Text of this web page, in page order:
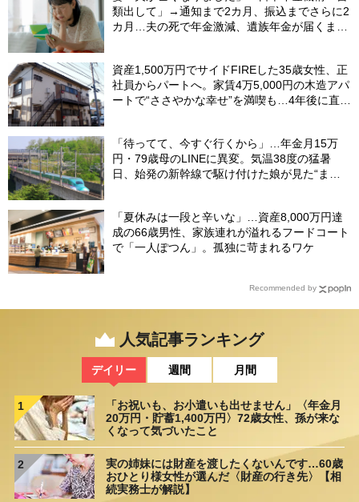
類出して」→通知まで2カ月、振込までさらに2
カ月…夫の死で年金激減、遺族年金が届くまで
資産1,500万円でサイドFIREした35歳女性、正
社員からパートへ。家賃4万5,000円の木造アパ
ートで“ささやかな幸せ”を満喫も…4年後に直面
「待ってて、今すぐ行くから」…年金月15万
円・79歳母のLINEに異変。気温38度の猛暑
日、始発の新幹線で駆け付けた娘が見た“まさ
「夏休みは一段と辛いな」…資産8,000万円達
成の66歳男性、家族連れが溢れるフードコート
で「一人ぽつん」。孤独に苛まれるワケ
Recommended by
人気記事ランキング
デイリー 週間 月間
1
「お祝いも、お小遣いも出せません」〈年金月
20万円・貯蓄1,400万円〉72歳女性、孫が来な
くなって気づいたこと
2
実の姉妹には財産を渡したくないんです…60歳
おひとり様女性が選んだ〈財産の行き先〉【相
続実務士が解説】